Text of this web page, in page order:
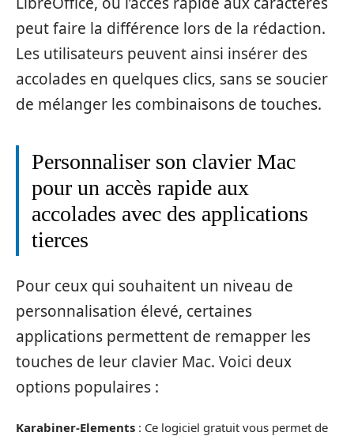
peut faire la différence lors de la rédaction.
Les utilisateurs peuvent ainsi insérer des
accolades en quelques clics, sans se soucier
de mélanger les combinaisons de touches.
Personnaliser son clavier Mac
pour un accès rapide aux
accolades avec des applications
tierces
Pour ceux qui souhaitent un niveau de
personnalisation élevé, certaines
applications permettent de remapper les
touches de leur clavier Mac. Voici deux
options populaires :
Karabiner-Elements : Ce logiciel gratuit vous permet de